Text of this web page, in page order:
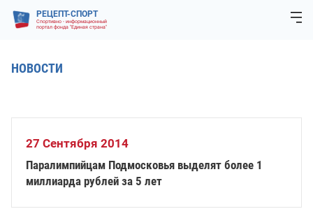
РЕЦЕПТ-СПОРТ
Спортивно - информационный
портал фонда "Единая страна"
НОВОСТИ
27 Сентября 2014
Паралимпийцам Подмосковья выделят более 1
миллиарда рублей за 5 лет